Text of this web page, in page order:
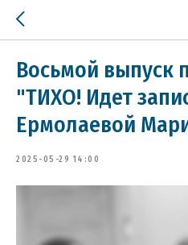
Восьмой выпуск
"ТИХО! Идет
Ермолаевой
2025-05-29 14:00